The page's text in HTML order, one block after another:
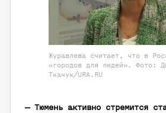
Журавлева считает, что в
«городов для людей». Фото:
Ткачук/URA.RU
— Тюмень активно стремится